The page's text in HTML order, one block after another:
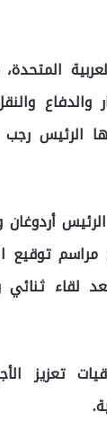
الرئيس
توقيع
بعد لقاء
تعزيز